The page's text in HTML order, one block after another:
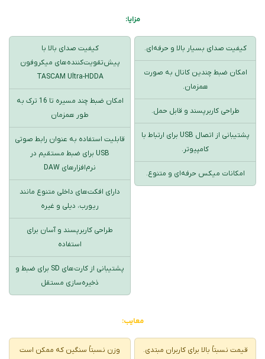
مزایا:
کیفیت صدای بسیار بالا و حرفه‌ای.
امکان ضبط چندین کانال به صورت
همزمان.
طراحی کاربرپسند و قابل حمل.
پشتیبانی از اتصال USB برای ارتباط با
کامپیوتر.
امکانات میکس حرفه‌ای و متنوع.
کیفیت صدای بالا با
پیش‌تقویت‌کننده‌های میکروفون
TASCAM Ultra-HDDA
امکان ضبط چند مسیره تا 16 ترک به
طور همزمان
قابلیت استفاده به عنوان رابط صوتی
USB برای ضبط مستقیم در
نرم‌افزارهای DAW
دارای افکت‌های داخلی متنوع مانند
ریورب، دیلی و غیره
طراحی کاربرپسند و آسان برای
استفاده
پشتیبانی از کارت‌های SD برای ضبط و
ذخیره‌سازی مستقل
معایب:
قیمت نسبتاً بالا برای کاربران مبتدی.
وزن نسبتاً سنگین که ممکن است